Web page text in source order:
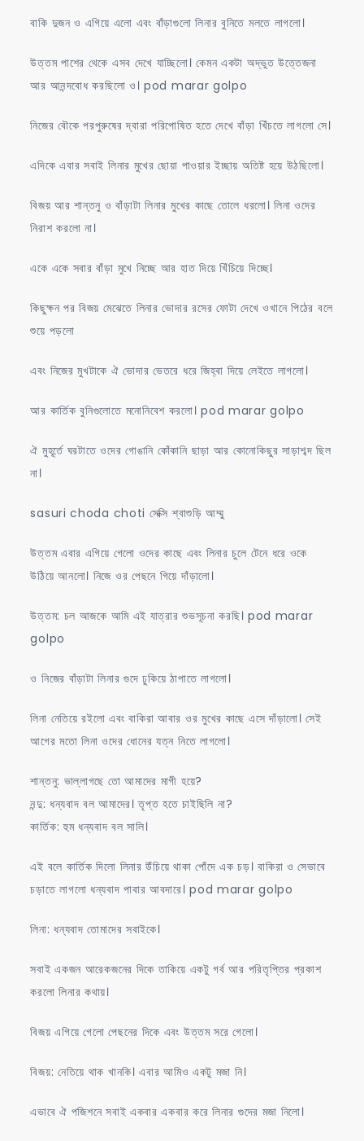
বাকি দুজন ও এগিয়ে এলো এবং বাঁড়াগুলো লিনার বুনিতে মলতে লাগলো।
উত্তম পাশের থেকে এসব দেখে যাচ্ছিলো। কেমন একটা অদ্ভুত উত্তেজনা
আর আনন্দবোধ করছিলো ও। pod marar golpo
নিজের বৌকে পরপুরুষের দ্বারা পরিপোষিত হতে দেখে বাঁড়া খিঁচতে লাগলো সে।
এদিকে এবার সবাই লিনার মুখের ছোয়া পাওয়ার ইচ্ছায় অতিষ্ট হয়ে উঠছিলো।
বিজয় আর শান্তনু ও বাঁড়াটা লিনার মুখের কাছে তোলে ধরলো। লিনা ওদের
নিরাশ করলো না।
একে একে সবার বাঁড়া মুখে নিচ্ছে আর হাত দিয়ে খিঁচিয়ে দিচ্ছে।
কিছুক্ষন পর বিজয় মেঝেতে লিনার ভোদার রসের ফোটা দেখে ওখানে পিঠের বলে
শুয়ে পড়লো
এবং নিজের মুখটাকে ঐ ভোদার ভেতরে ধরে জিহ্বা দিয়ে লেইতে লাগলো।
আর কার্তিক বুনিগুলোতে মনোনিবেশ করলো। pod marar golpo
ঐ মুহূর্তে ঘরটাতে ওদের গোঙানি কোঁকানি ছাড়া আর কোনোকিছুর সাড়াশব্দ ছিল
না।
sasuri choda choti সেক্সি শ্বাশুড়ি আম্মু
উত্তম এবার এগিয়ে গেলো ওদের কাছে এবং লিনার চুলে টেনে ধরে ওকে
উঠিয়ে আনলো। নিজে ওর পেছনে গিয়ে দাঁড়ালো।
উত্তম: চল আজকে আমি এই যাত্রার শুভসূচনা করছি। pod marar
golpo
ও নিজের বাঁড়াটা লিনার গুদে ঢুকিয়ে ঠাপাতে লাগলো।
লিনা নেতিয়ে রইলো এবং বাকিরা আবার ওর মুখের কাছে এসে দাঁড়ালো। সেই
আগের মতো লিনা ওদের ধোনের যত্ন নিতে লাগলো।
শান্তনু: ভাল্লাগছে তো আমাদের মাগী হয়ে?
নন্দু: ধন্যবাদ বল আমাদের। তৃপ্ত হতে চাইছিলি না?
কার্তিক: হুম ধন্যবাদ বল সালি।
এই বলে কার্তিক দিলো লিনার উঁচিয়ে থাকা পোঁদে এক চড়। বাকিরা ও সেভাবে
চড়াতে লাগলো ধন্যবাদ পাবার আবদারে। pod marar golpo
লিনা: ধন্যবাদ তোমাদের সবাইকে।
সবাই একজন আরেকজনের দিকে তাকিয়ে একটু গর্ব আর পরিতৃপ্তির প্রকাশ
করলো লিনার কথায়।
বিজয় এগিয়ে গেলো পেছনের দিকে এবং উত্তম সরে গেলো।
বিজয়: নেতিয়ে থাক খানকি। এবার আমিও একটু মজা নি।
এভাবে ঐ পজিশনে সবাই একবার একবার করে লিনার গুদের মজা নিলো।